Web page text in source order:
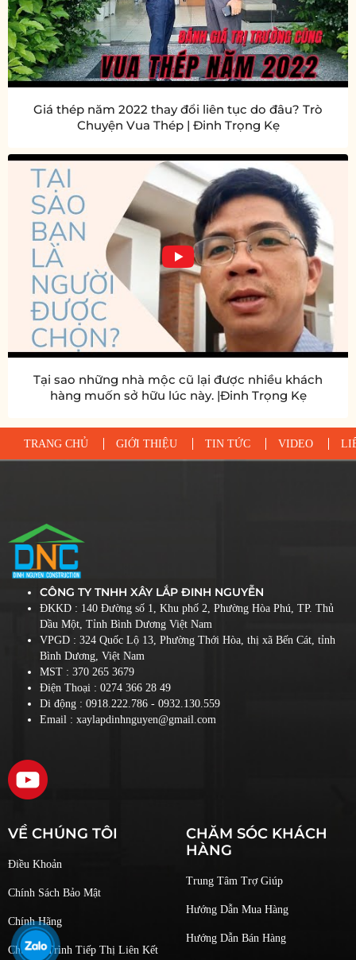
Giá thép năm 2022 thay đổi liên tục do đâu? Trò
Chuyện Vua Thép | Đinh Trọng Kẹ
Tại sao những nhà mộc cũ lại được nhiều khách
hàng muốn sở hữu lúc này. |Đinh Trọng Kẹ
TRANG CHỦ GIỚI THIỆU TIN TỨC VIDEO
CÔNG TY TNHH XÂY LẮP ĐINH NGUYỄN
ĐKKD : 140 Đường số 1, Khu phố 2, Phường Hòa Phú, TP. Thủ
Dầu Một, Tỉnh Bình Dương Việt Nam
VPGD : 324 Quốc Lộ 13, Phường Thới Hòa, thị xã Bến Cát, tỉnh
Bình Dương, Việt Nam
MST : 370 265 3679
Điện Thoại : 0274 366 28 49
Di động : 0918.222.786 - 0932.130.559
Email : xaylapdinhnguyen@gmail.com
VỀ CHÚNG TÔI
Điều Khoản
Chính Sách Bảo Mật
Chính Hãng
Chương Trình Tiếp Thị Liên Kết
CHĂM SÓC KHÁCH
HÀNG
Trung Tâm Trợ Giúp
Hướng Dẫn Mua Hàng
Hướng Dẫn Bán Hàng